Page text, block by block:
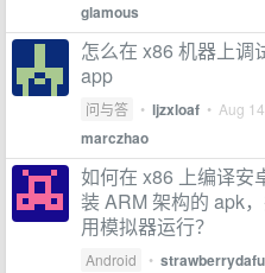
glamous
怎么在 x86 机器上调
app
问与答 • ljzxloaf • Aug
marczhao
如何在 x86 上编译安
装 ARM 架构的 apk
用模拟器运行？
Android • strawberrydafu